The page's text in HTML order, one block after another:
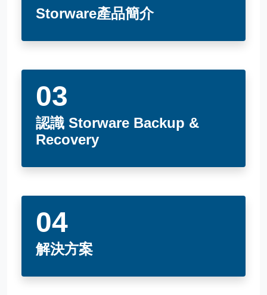
Storware產品簡介
認識 Storware Backup &
Recovery
解決方案